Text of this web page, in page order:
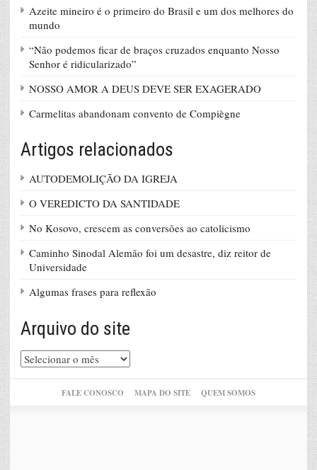
Azeite mineiro é o primeiro do Brasil e um dos melhores do
mundo
“Não podemos ficar de braços cruzados enquanto Nosso
Senhor é ridicularizado”
NOSSO AMOR A DEUS DEVE SER EXAGERADO
Carmelitas abandonam convento de Compiègne
Artigos relacionados
AUTODEMOLIÇÃO DA IGREJA
O VEREDICTO DA SANTIDADE
No Kosovo, crescem as conversões ao catolicismo
Caminho Sinodal Alemão foi um desastre, diz reitor de
Universidade
Algumas frases para reflexão
Arquivo do site
Arquivo
do
FALE CONOSCO MAPA DO SITE QUEM SOMOS